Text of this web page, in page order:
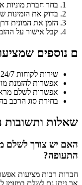
בחר חברת מוניות
בדוק את הזמינות
הזמן את המונית
קבל אישור על
ם נוספים
שירות לקוחות 24/7
אפשרות להזמנת
אפשרות לשלם
בחירת סוג הרכב
שאלות ותשובות
האם יש צורך לשלם
התעופה?
חברות רבות מציעות